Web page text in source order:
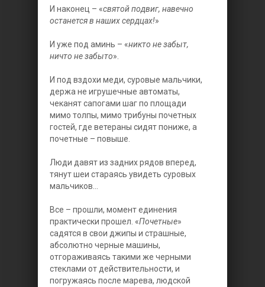
И наконец – «святой подвиг, навечно
останется в наших сердцах!»
И уже под аминь – «никто не забыт,
ничто не забыто».
И под вздохи меди, суровые мальчики,
держа не игрушечные автоматы,
чеканят сапогами шаг по площади
мимо толпы, мимо трибуны почетных
гостей, где ветераны сидят пониже, а
почетные – повыше.
Люди давят из задних рядов вперед,
тянут шеи стараясь увидеть суровых
мальчиков...
Все – прошли, момент единения
практически прошел. «Почетные»
садятся в свои джипы и страшные,
абсолютно черные машины,
отгораживаясь такими же черными
стеклами от действительности, и
погружаясь после марева, людской